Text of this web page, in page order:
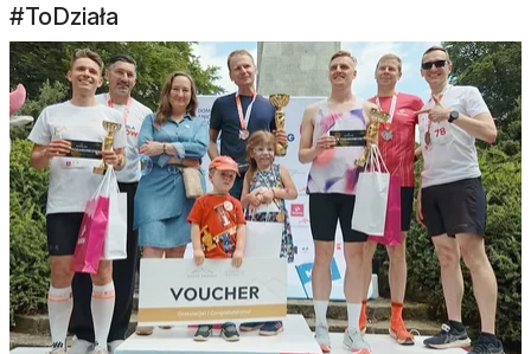
#ToDziała